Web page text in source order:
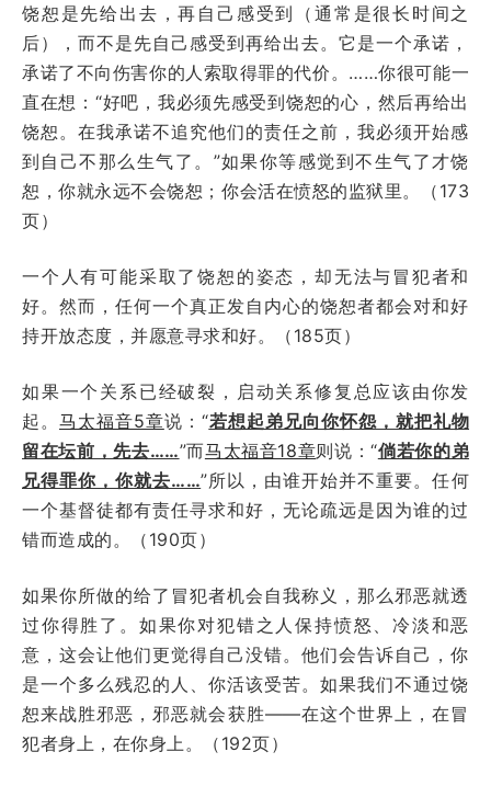
饶恕是先给出去，再自己感受到（通常是很长时间之
后），而不是先自己感受到再给出去。它是一个承诺，
承诺了不向伤害你的人索取得罪的代价。……你很可能一
直在想：“好吧，我必须先感受到饶恕的心，然后再给出
饶恕。在我承诺不追究他们的责任之前，我必须开始感
到自己不那么生气了。”如果你等感觉到不生气了才饶
恕，你就永远不会饶恕；你会活在愤怒的监狱里。（173
页）
一个人有可能采取了饶恕的姿态，却无法与冒犯者和
好。然而，任何一个真正发自内心的饶恕者都会对和好
持开放态度，并愿意寻求和好。（185页）
如果一个关系已经破裂，启动关系修复总应该由你发
起。 马太福音5章说：“若想起弟兄向你怀怨，就把礼物
留在坛前，先去……”而马太福音18章则说：“倘若你的弟
兄得罪你，你就去……”所以，由谁开始并不重要。任何
一个基督徒都有责任寻求和好，无论疏远是因为谁的过
错而造成的。（190页）
如果你所做的给了冒犯者机会自我称义，那么邪恶就透
过你得胜了。如果你对犯错之人保持愤怒、冷淡和恶
意，这会让他们更觉得自己没错。他们会告诉自己，你
是一个多么残忍的人、你活该受苦。如果我们不通过饶
恕来战胜邪恶，邪恶就会获胜——在这个世界上，在冒
犯者身上，在你身上。（192页）